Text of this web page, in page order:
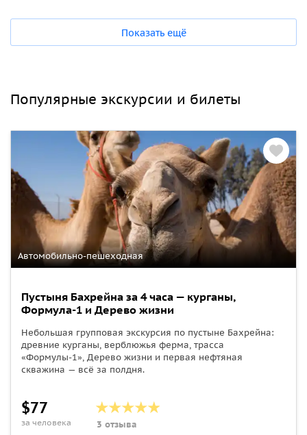
Показать ещё
Популярные экскурсии и билеты
Автомобильно-пешеходная
Пустыня Бахрейна за 4 часа — курганы,
Формула-1 и Дерево жизни
Небольшая групповая экскурсия по пустыне Бахрейна:
древние курганы, верблюжья ферма, трасса
«Формулы-1», Дерево жизни и первая нефтяная
скважина — всё за полдня.
$77
за человека 3 отзыва